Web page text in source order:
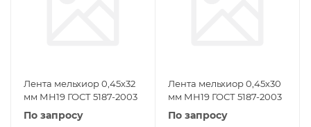
Лента мельхиор 0,45х32
мм МН19 ГОСТ 5187-2003
По запросу
Лента мельхиор 0,45х30
мм МН19 ГОСТ 5187-2003
По запросу